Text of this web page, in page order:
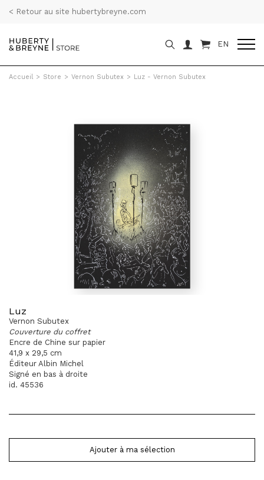
< Retour au site hubertybreyne.com
EN
Accueil > Store > Vernon Subutex > Luz - Vernon Subutex
Luz
Vernon Subutex
Couverture du coffret
Encre de Chine sur papier
41,9 x 29,5 cm
Éditeur Albin Michel
Signé en bas à droite
id. 45536
Ajouter à ma sélection